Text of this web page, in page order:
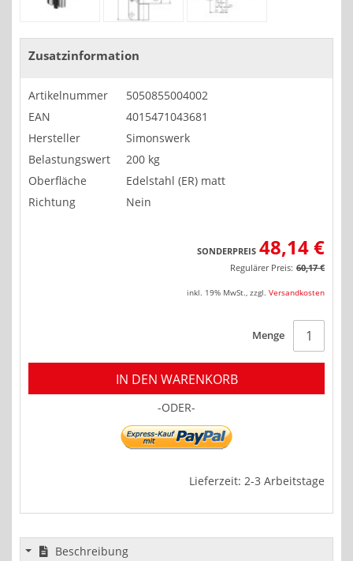
Zusatzinformation
Artikelnummer
5050855004002
EAN
4015471043681
Hersteller
Simonswerk
Belastungswert
200 kg
Oberfläche
Edelstahl (ER) matt
Richtung
Nein
SONDERPREIS 48,14 €
Regulärer Preis: 60,17 €
inkl. 19% MwSt., zzgl. Versandkosten
Menge
IN DEN WARENKORB
-ODER-
Lieferzeit: 2-3 Arbeitstage
Beschreibung